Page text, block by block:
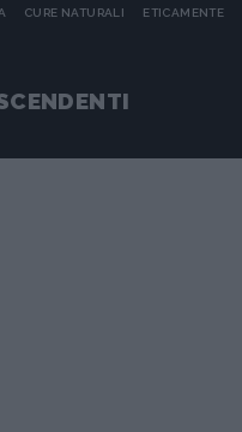
ETICAMENTE
CURE NATURALI